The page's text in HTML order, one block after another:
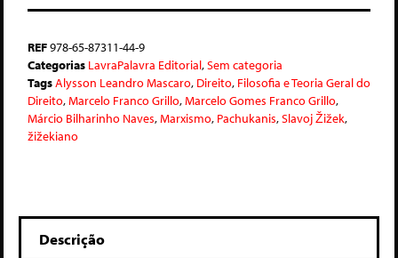
REF978-65-87311-44-9
Categorias LavraPalavra Editorial,Sem categoria
TagsAlysson Leandro Mascaro, Direito, Filosofia e Teoria Geral do
Direito,Marcelo Franco Grillo,Marcelo Gomes Franco Grillo,
Márcio Bilharinho Naves,Marxismo, Pachukanis,Slavoj Žižek,
žižekiano
Descrição